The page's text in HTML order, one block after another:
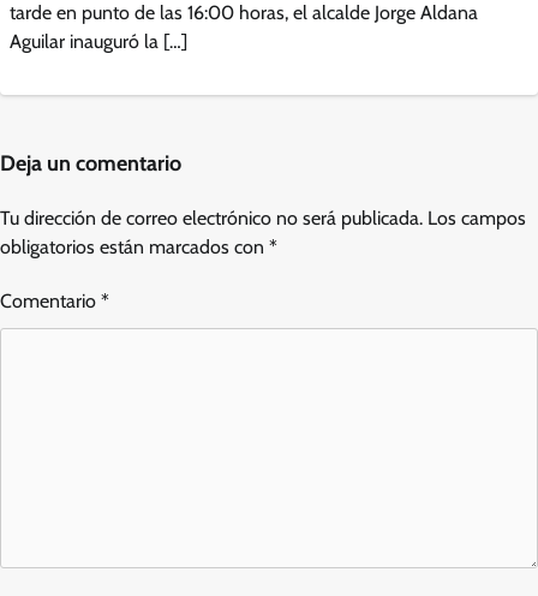
tarde en punto de las 16:00 horas, el alcalde Jorge Aldana
Aguilar inauguró la […]
Deja un comentario
Tu dirección de correo electrónico no será publicada. Los campos
obligatorios están marcados con *
Comentario *